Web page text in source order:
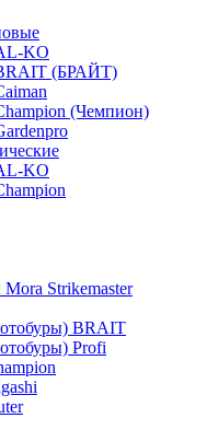
KO
(БРАЙТ)
(Чемпион)
KO
Strikemaster
BRAIT
Profi